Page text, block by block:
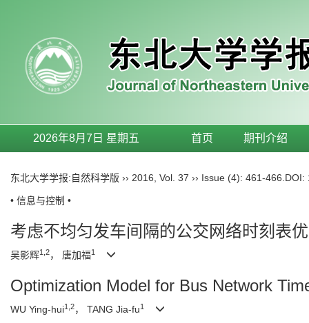
2026年8月7日 星期五 首页 期刊介绍
东北大学学报:自然科学版 ›› 2016 Vol. 37 ›› Issue (4): 461-466. DOI:
• 信息与控制 •
考虑不均匀发车间隔的公交网络时刻表
吴影辉1,2， 唐加福1
Optimization Model for Bus Network
WU Ying-hui1,2， TANG Jia-fu1